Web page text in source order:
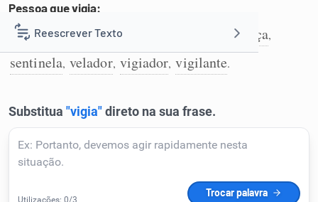
Reescrever Texto
Resumir Texto
Corrigir Texto
Detector de IA
Humanizador de IA
Pessoa que vigia:
1 atalaia,espia,guarda segurança,
sentinela, velador, vigiador, vigilante.